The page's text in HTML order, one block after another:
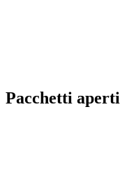
Pacchetti